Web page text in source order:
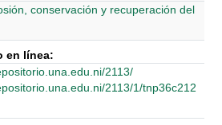
conservación y recuperación del
en línea:
2113/
2113/1/tnp36c212